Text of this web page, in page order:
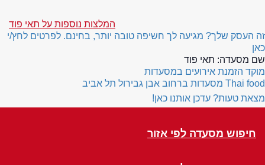
המלצות נוספות על תאי פוד
זה העסק שלך? מגיעה לך חשיפה טובה יותר, בחינם. לפרטים לחץ/י
כאן
שם מסעדה: תאי פוד
מוקד הזמנת אירועים במסעדות
Thai food מסעדות ברחוב אבן גבירול תל אביב
מצאת טעות? עדכן אותנו כאן!
חיפוש מסעדה לפי אזור